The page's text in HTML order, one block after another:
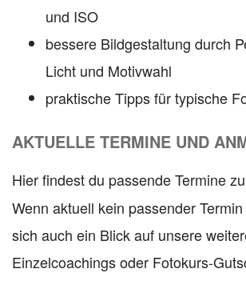
und ISO
bessere Bildgestaltung durch
Licht und Motivwahl
praktische Tipps für typische
AKTUELLE TERMINE UND
Hier findest du passende Termine zu
Wenn aktuell kein passender
sich auch ein Blick auf unsere
Einzelcoachings oder Fotokurs-